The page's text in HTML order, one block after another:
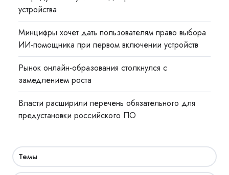
устройства
Минцифры хочет дать пользователям право выбора
ИИ-помощника при первом включении устройств
Рынок онлайн-образования столкнулся с
замедлением роста
Власти расширили перечень обязательного для
предустановки российского ПО
Темы